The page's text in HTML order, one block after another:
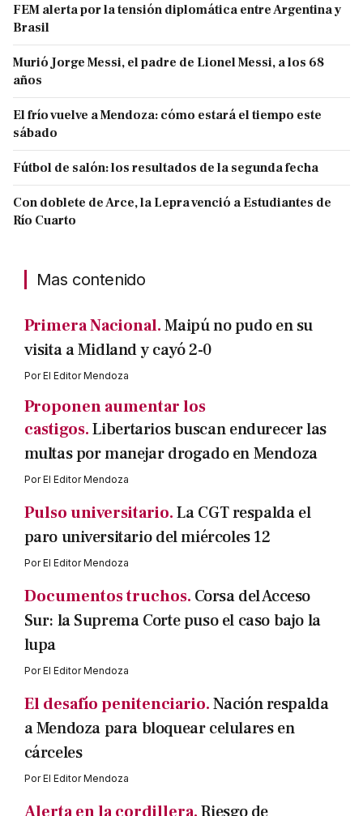
FEM alerta por la tensión diplomática entre Argentina y
Brasil
Murió Jorge Messi, el padre de Lionel Messi, a los 68
años
El frío vuelve a Mendoza: cómo estará el tiempo este
sábado
Fútbol de salón: los resultados de la segunda fecha
Con doblete de Arce, la Lepra venció a Estudiantes de
Río Cuarto
Mas contenido
Primera Nacional.Maipú no pudo en su
visita a Midland y cayó 2-0
PorEl Editor Mendoza
Proponen aumentar los
castigos.Libertarios buscan endurecer las
multas por manejar drogado en Mendoza
PorEl Editor Mendoza
Pulso universitario.La CGT respalda el
paro universitario del miércoles 12
PorEl Editor Mendoza
Documentos truchos. Corsa del Acceso
Sur: la Suprema Corte puso el caso bajo la
lupa
PorEl Editor Mendoza
El desafío penitenciario.Nación respalda
a Mendoza para bloquear celulares en
cárceles
PorEl Editor Mendoza
Alerta en la cordillera.Riesgo de